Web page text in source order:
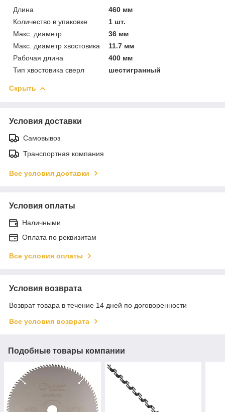
Длина
460 мм
Количество в упаковке
1 шт.
Макс. диаметр
36 мм
Макс. диаметр хвостовика
11.7 мм
Рабочая длина
400 мм
Тип хвостовика сверл
шестигранный
Скрыть
Условия доставки
Самовывоз
Транспортная компания
Все условия доставки
Условия оплаты
Наличными
Оплата по реквизитам
Все условия оплаты
Условия возврата
Возврат товара в течение 14 дней по договоренности
Все условия возврата
Подобные товары компании